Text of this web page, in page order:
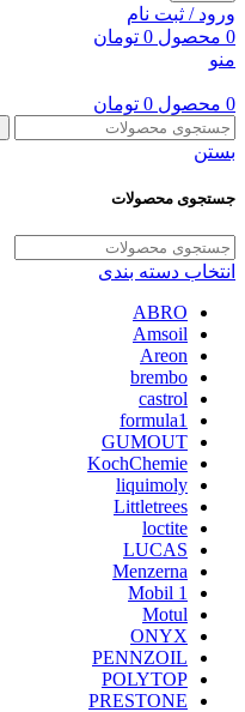
ورود / ثبت نام
0 محصول 0 تومان
منو
0 محصول 0 تومان
بستن
جستجوی محصولات
انتخاب دسته بندی
ABRO
Amsoil
Areon
brembo
castrol
formula1
GUMOUT
KochChemie
liquimoly
Littletrees
loctite
LUCAS
Menzerna
Mobil 1
Motul
ONYX
PENNZOIL
POLYTOP
PRESTONE